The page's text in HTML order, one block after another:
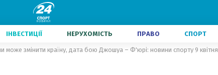
ІНВЕСТИЦІЇ НЕРУХОМІСТЬ ПРАВО СПОРТ
може змінити країну, дата бою Джошуа – Ф'юрі: новини спорту 9 квітня